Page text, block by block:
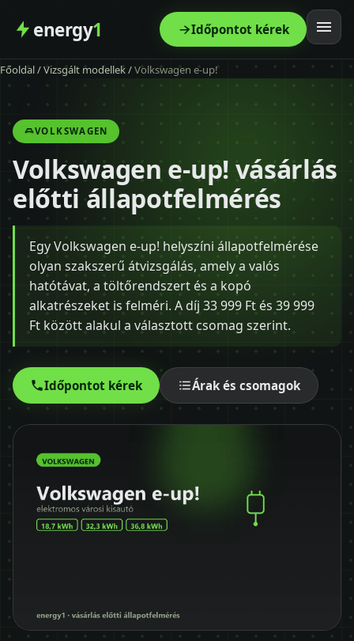
energy1 Időpontot kérek
Főoldal
Szolgáltatás
Árak
Modellek
Kapcsolat
Blog
+36 30 680 7511
Főoldal/Vizsgált modellek/Volkswagen e-up!
VOLKSWAGEN
Volkswagen e-up! vásárlás
előtti állapotfelmérés
Egy Volkswagen e-up! helyszíni állapotfelmérése
olyan szakszerű átvizsgálás, amely a valós
hatótávat, a töltőrendszert és a kopó
alkatrészeket is felméri. A díj 33 999 Ft és 39 999
Ft között alakul a választott csomag szerint.
Időpontot kérek Árak és csomagok